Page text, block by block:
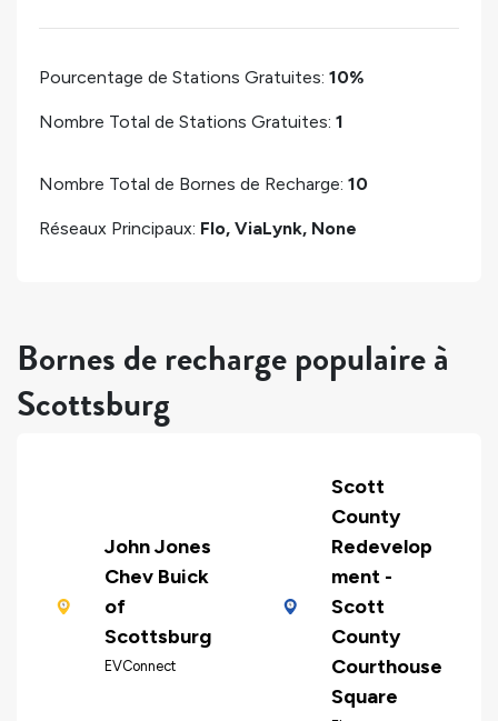
Pourcentage de Stations Gratuites: 10%
Nombre Total de Stations Gratuites: 1
Nombre Total de Bornes de Recharge: 10
Réseaux Principaux: Flo, ViaLynk, None
Bornes de recharge populaire à
Scottsburg
John Jones
Chev Buick
of
Scottsburg
EVConnect
Scott
County
Redevelop
ment -
Scott
County
Courthouse
Square